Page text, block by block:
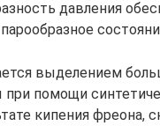
давления
выделением
помощи
кипения фреона,